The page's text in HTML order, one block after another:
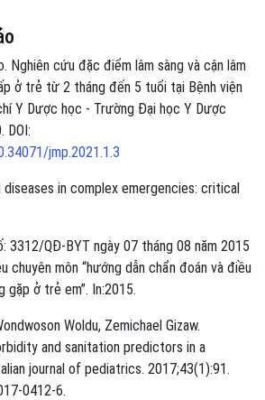
Nghiên cứu đặc điểm lâm sàng và cận lâm
ở trẻ từ 2 tháng đến 5 tuổi tại Bệnh viện
Y Dược học - Trường Đại học Y Dược
DOI:
jmp.2021.1.3
diseases in complex emergencies: critical
3312/QĐ-BYT ngày 07 tháng 08 năm 2015
chuyên môn “hướng dẫn chẩn đoán và điều
ở trẻ em”. In:2015.
Woldu, Zemichael Gizaw.
and sanitation predictors in a
journal of pediatrics. 2017;43(1):91.
0412-6.